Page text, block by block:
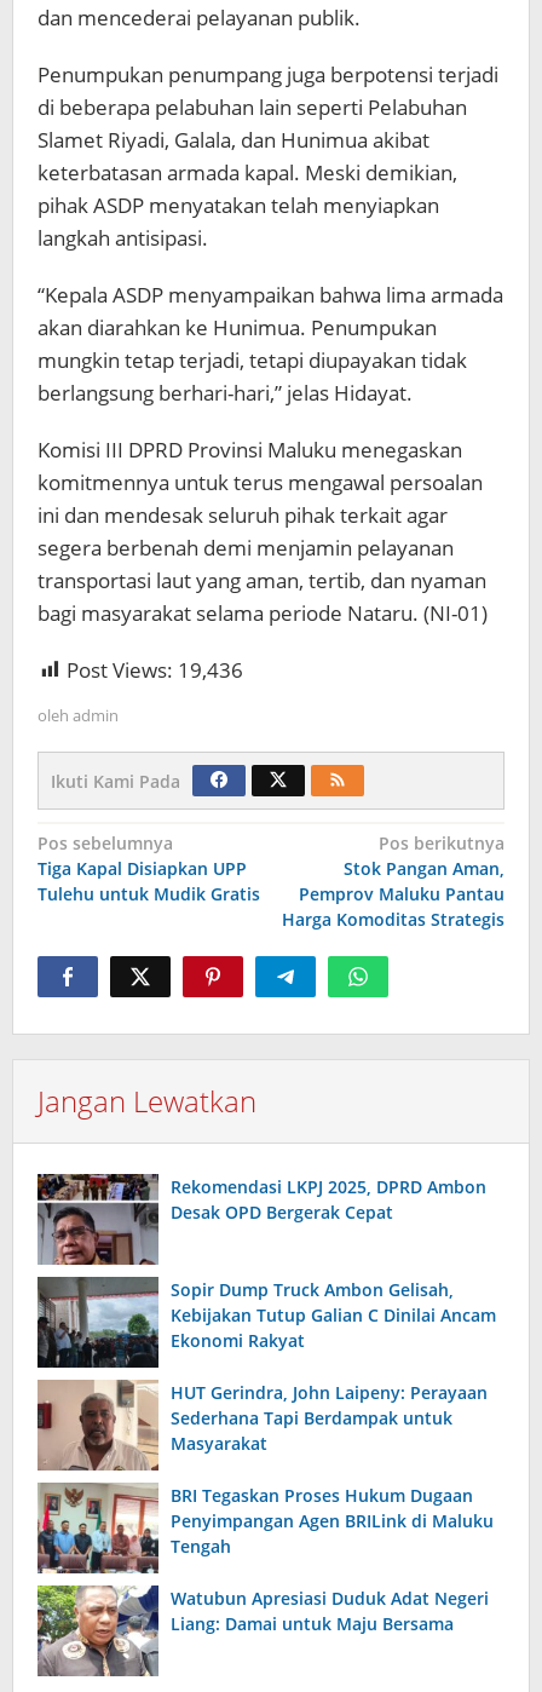
dan mencederai pelayanan publik.
Penumpukan penumpang juga berpotensi terjadi
di beberapa pelabuhan lain seperti Pelabuhan
Slamet Riyadi, Galala, dan Hunimua akibat
keterbatasan armada kapal. Meski demikian,
pihak ASDP menyatakan telah menyiapkan
langkah antisipasi.
“Kepala ASDP menyampaikan bahwa lima armada
akan diarahkan ke Hunimua. Penumpukan
mungkin tetap terjadi, tetapi diupayakan tidak
berlangsung berhari-hari,” jelas Hidayat.
Komisi III DPRD Provinsi Maluku menegaskan
komitmennya untuk terus mengawal persoalan
ini dan mendesak seluruh pihak terkait agar
segera berbenah demi menjamin pelayanan
transportasi laut yang aman, tertib, dan nyaman
bagi masyarakat selama periode Nataru. (NI-01)
Post Views: 19,436
oleh admin
Ikuti Kami Pada
Navigasi
pos
Pos sebelumnya
Tiga Kapal Disiapkan UPP
Tulehu untuk Mudik Gratis
Pos berikutnya
Stok Pangan Aman,
Pemprov Maluku Pantau
Harga Komoditas Strategis
Jangan Lewatkan
Rekomendasi LKPJ 2025, DPRD Ambon
Desak OPD Bergerak Cepat
Sopir Dump Truck Ambon Gelisah,
Kebijakan Tutup Galian C Dinilai Ancam
Ekonomi Rakyat
HUT Gerindra, John Laipeny: Perayaan
Sederhana Tapi Berdampak untuk
Masyarakat
BRI Tegaskan Proses Hukum Dugaan
Penyimpangan Agen BRILink di Maluku
Tengah
Watubun Apresiasi Duduk Adat Negeri
Liang: Damai untuk Maju Bersama